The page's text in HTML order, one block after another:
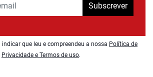
Subscrever
que leu e compreendeu a nossa Política de
Privacidade e Termos de uso.